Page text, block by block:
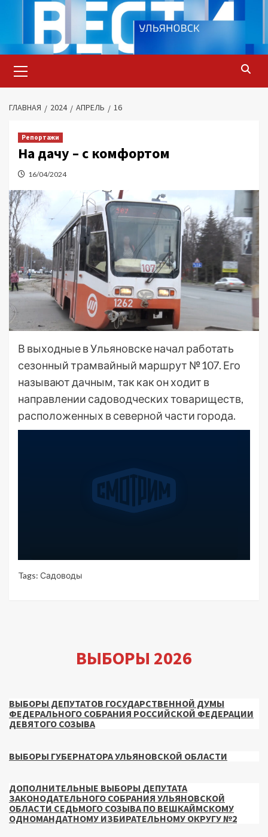
содержимому
меню
ГЛАВНАЯ 2024 АПРЕЛЬ 16
Репортажи
На дачу – с комфортом
16/04/2024
В выходные в Ульяновске начал работать
сезонный трамвайный маршрут №107. Его
называют дачным, так как он ходит в
направлении садоводческих товариществ,
расположенных в северной части города.
Tags: Садоводы
ВЫБОРЫ 2026
ВЫБОРЫ ДЕПУТАТОВ ГОСУДАРСТВЕННОЙ ДУМЫ
ФЕДЕРАЛЬНОГО СОБРАНИЯ РОССИЙСКОЙ ФЕДЕРАЦИИ
ДЕВЯТОГО СОЗЫВА
ВЫБОРЫ ГУБЕРНАТОРА УЛЬЯНОВСКОЙ ОБЛАСТИ
ДОПОЛНИТЕЛЬНЫЕ ВЫБОРЫ ДЕПУТАТА
ЗАКОНОДАТЕЛЬНОГО СОБРАНИЯ УЛЬЯНОВСКОЙ
ОБЛАСТИ СЕДЬМОГО СОЗЫВА ПО ВЕШКАЙМСКОМУ
ОДНОМАНДАТНОМУ ИЗБИРАТЕЛЬНОМУ ОКРУГУ №2